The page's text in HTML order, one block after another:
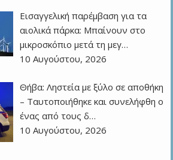
Εισαγγελική παρέμβαση για τα
αιολικά πάρκα: Μπαίνουν στο
μικροσκόπιο μετά τη μεγ…
10 Αυγούστου, 2026
Θήβα: Ληστεία με ξύλο σε αποθήκη
– Ταυτοποιήθηκε και συνελήφθη ο
ένας από τους δ…
10 Αυγούστου, 2026